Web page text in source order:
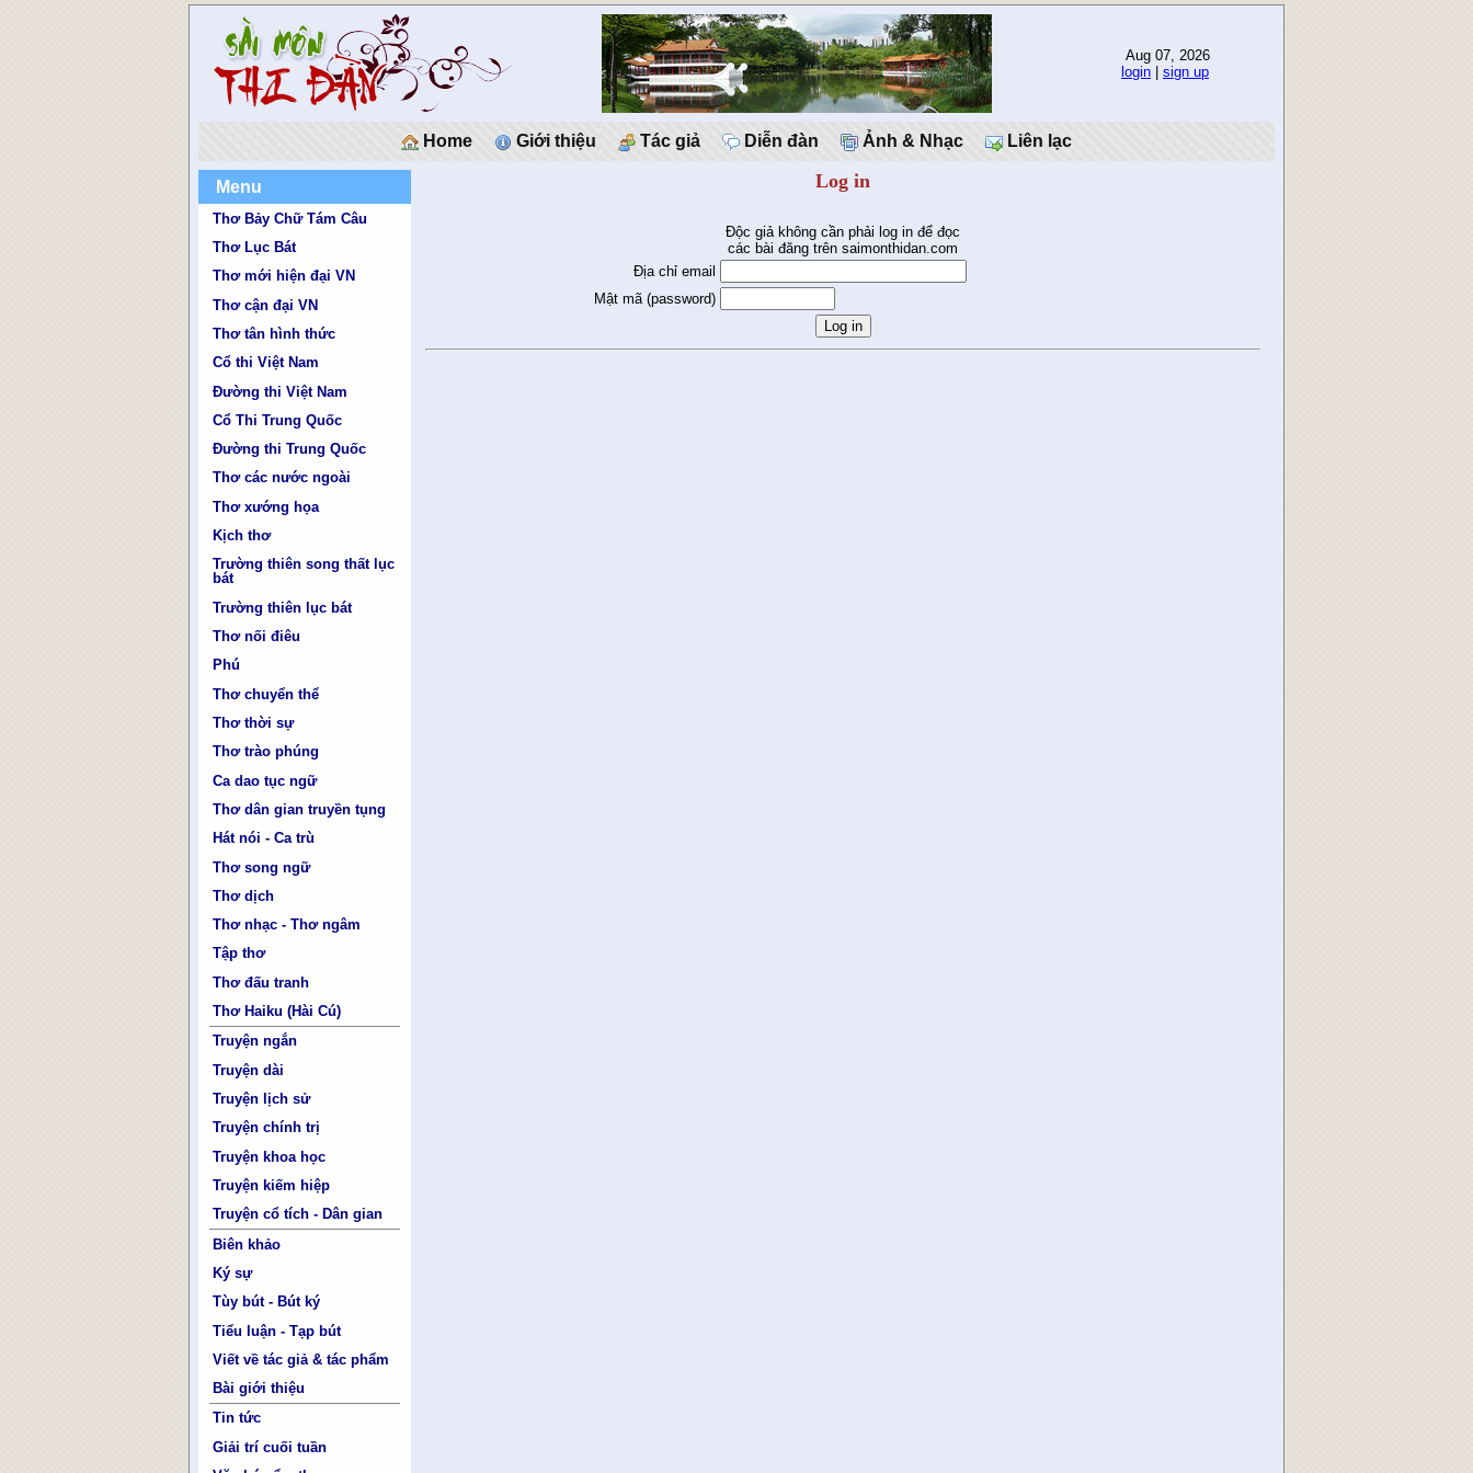
Aug 07, 2026
login
sign up
Home Giới thiệu Tác giả Diễn đàn Ảnh & Nhạc Liên lạc
Menu
Thơ Bảy Chữ Tám Câu
Thơ Lục Bát
Thơ mới hiện đại VN
Thơ cận đại VN
Thơ tân hình thức
Cổ thi Việt Nam
Đường thi Việt Nam
Cổ Thi Trung Quốc
Đường thi Trung Quốc
Thơ các nước ngoài
Thơ xướng họa
Kịch thơ
Trường thiên song thất lục
bát
Trường thiên lục bát
Thơ nối điêu
Phú
Thơ chuyển thể
Thơ thời sự
Thơ trào phúng
Ca dao tục ngữ
Thơ dân gian truyền tụng
Hát nói - Ca trù
Thơ song ngữ
Thơ dịch
Thơ nhạc - Thơ ngâm
Tập thơ
Thơ đấu tranh
Thơ Haiku (Hài Cú)
Truyện ngắn
Truyện dài
Truyện lịch sử
Truyện chính trị
Truyện khoa học
Truyện kiếm hiệp
Truyện cổ tích - Dân gian
Biên khảo
Ký sự
Tùy bút - Bút ký
Tiểu luận - Tạp bút
Viết về tác giả & tác phẩm
Bài giới thiệu
Tin tức
Giải trí cuối tuần
Log in
Độc giả không cần phải log in để đọc
các bài đăng trên saimonthidan.com
Địa chỉ email
Mật mã (password)